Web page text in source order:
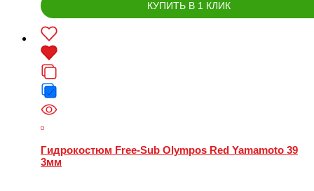
КУПИТЬ В 1 КЛИК
Гидрокостюм Free-Sub Olympos Red Yamamoto 39
3мм